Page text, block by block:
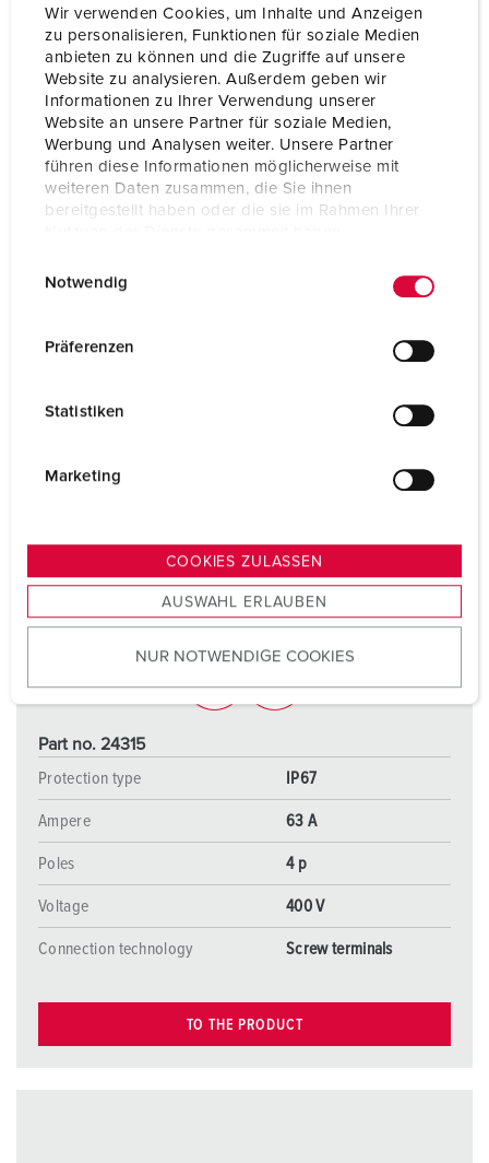
Wir verwenden Cookies, um Inhalte und Anzeigen
zu personalisieren, Funktionen für soziale Medien
anbieten zu können und die Zugriffe auf unsere
Website zu analysieren. Außerdem geben wir
Informationen zu Ihrer Verwendung unserer
Website an unsere Partner für soziale Medien,
Werbung und Analysen weiter. Unsere Partner
führen diese Informationen möglicherweise mit
weiteren Daten zusammen, die Sie ihnen
bereitgestellt haben oder die sie im Rahmen Ihrer
s
u
w
Notwendig
Präferenzen
Statistiken
Marketing
COOKIES ZULASSEN
AUSWAHL ERLAUBEN
NUR NOTWENDIGE COOKIES
Voltage 400 V
Connection technology Screw terminals
TO THE PRODUCT
Part no. 24315
Protection type
IP67
Ampere 63 A
Poles 4 p
Voltage 400 V
Connection technology Screw terminals
TO THE PRODUCT